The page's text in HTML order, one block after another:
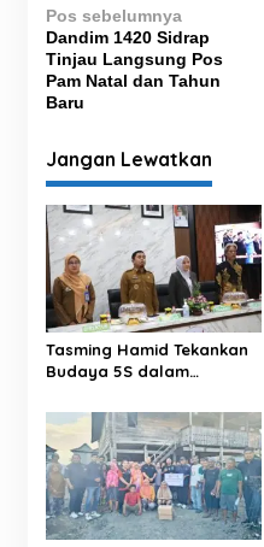
N
a
v
i
g
a
s
i
p
o
s
Pos sebelumnya
Dandim 1420 Sidrap
Tinjau Langsung Pos
Pam Natal dan Tahun
Baru
Jangan Lewatkan
Tasming Hamid Tekankan
Budaya 5S dalam
Makkasau